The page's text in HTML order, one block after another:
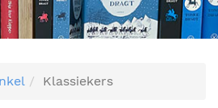
Klassiekers